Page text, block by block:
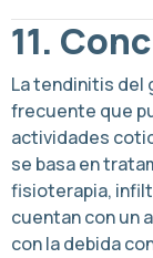
11.
La tendinitis del
frecuente que
actividades
se basa en
fisioterapia,
cuentan con un
con la debida